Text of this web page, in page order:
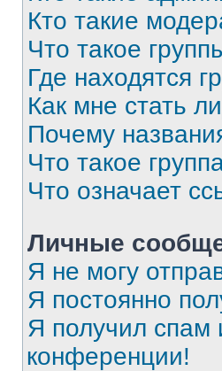
Кто такие
Что такое
Где находятся
Как мне стать
Почему
Что такое
Что означает
Личные
Я не могу
Я постоянно
Я получил спам
конференции!